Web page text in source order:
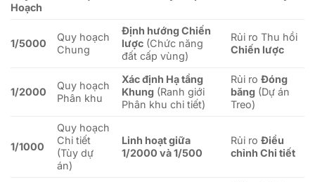
Hoạch
1/5000
Quy hoạch
Chung
Định hướng Chiến
lược (Chức năng
đất cấp vùng)
Rủi ro Thu hồi
Chiến lược
1/2000
Quy hoạch
Phân khu
Xác định Hạ tầng
Khung (Ranh giới
Phân khu chi tiết)
Rủi roĐóng
băng (Dự án
Treo)
1/1000
Quy hoạch
Chi tiết
(Tùy dự
án)
Linh hoạt giữa
1/2000 và1/500
Rủi roĐiều
chỉnh Chi tiết